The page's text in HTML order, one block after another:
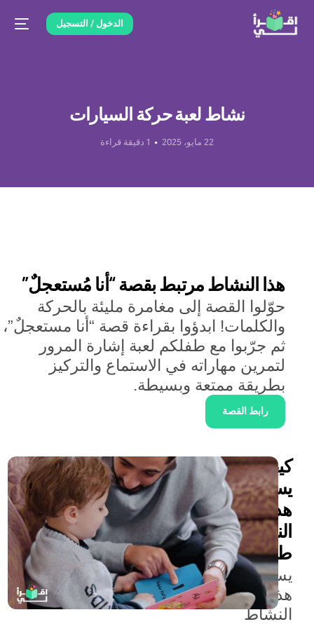
الدخول / التسجيل
نشاط لعبة حركة السيارات
22 مايو، 2025 1 دقيقة قراءة
هذا النشاط مرتبط بقصة “أنا مُستعجلٌ”
حوّلوا القصة إلى مغامرة مليئة بالحركة
والكلمات! ابدؤوا بقراءة قصة “أنا مستعجلٌ”،
ثم جرّبوا مع طفلكم لعبة إشارة المرور
لتمرين مهاراته في الاستماع والتركيز
بطريقة ممتعة وبسيطة.
رابط القصة
كيف
يساعد
هذا
النشاط
طفلي؟
يساعد
هذا
النشاط